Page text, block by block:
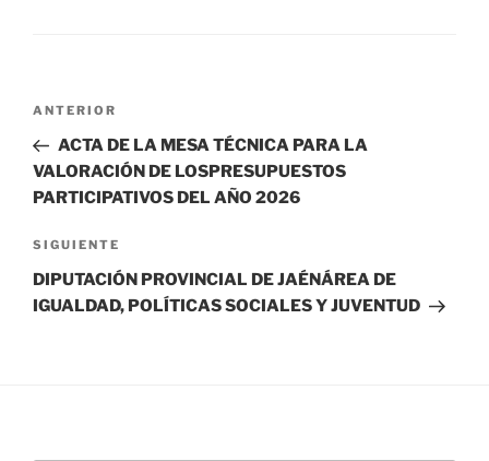
Navegación
entradas
Entrada
anterior:
ANTERIOR
ACTA DE LA MESA TÉCNICA PARA LA
VALORACIÓN DE LOSPRESUPUESTOS
PARTICIPATIVOS DEL AÑO 2026
Siguiente
entrada
SIGUIENTE
DIPUTACIÓN PROVINCIAL DE JAÉNÁREA DE
IGUALDAD, POLÍTICAS SOCIALES Y JUVENTUD